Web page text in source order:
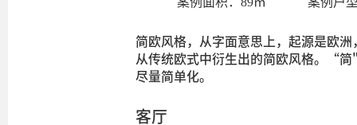
简欧风格，从字面意思上，起源是欧
从传统欧式中衍生出的简欧风格。“
尽量简单化。
客厅